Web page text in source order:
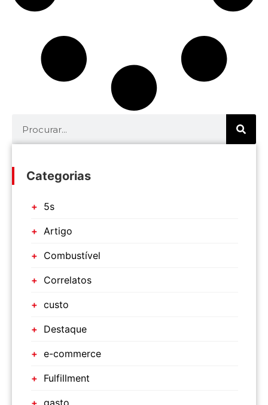
Categorias
5s
Artigo
Combustível
Correlatos
custo
Destaque
e-commerce
Fulfillment